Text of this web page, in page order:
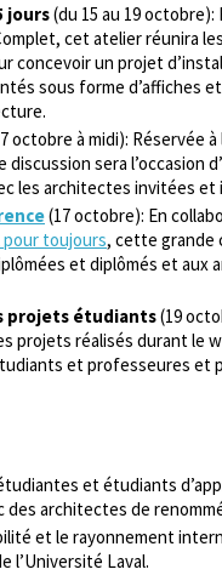
jours(du 15 au 19 octobre):
cet atelier réunira
concevoir un projet
sous forme d’affiches
octobre à midi): Réservée
sera l’occasion
les architectes invitées et
(17 octobre): En
pour toujours, cette grande
et diplômés et aux
projets étudiants(19
projets réalisés durant le
et professeures et
et étudiants
des architectes de
et le rayonnement
l’Université Laval.